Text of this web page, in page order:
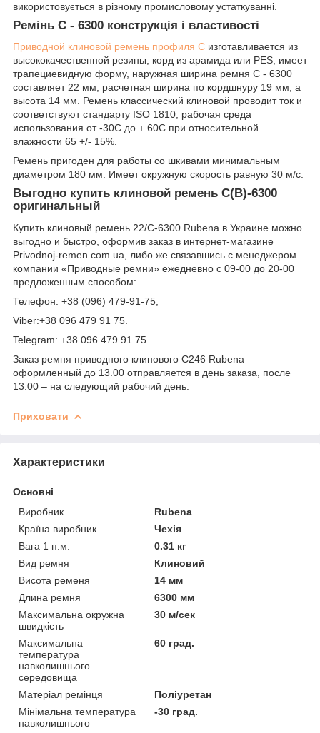
використовується в різному промисловому устаткуванні.
Ремінь C - 6300 конструкція і властивості
Приводной клиновой ремень профиля C изготавливается из
высококачественной резины, корд из арамида или PES, имеет
трапециевидную форму, наружная ширина ремня C - 6300
составляет 22 мм, расчетная ширина по кордшнуру 19 мм, а
высота 14 мм. Ремень классический клиновой проводит ток и
соответствуют стандарту ISO 1810, рабочая среда
использования от -30С до + 60С при относительной
влажности 65 +/- 15%.
Ремень пригоден для работы со шкивами минимальным
диаметром 180 мм. Имеет окружную скорость равную 30 м/с.
Выгодно купить клиновой ремень C(B)-6300
оригинальный
Купить клиновый ремень 22/C-6300 Rubena в Украине можно
выгодно и быстро, оформив заказ в интернет-магазине
Рrivodnoj-remen.com.ua, либо же связавшись с менеджером
компании «Приводные ремни» ежедневно с 09-00 до 20-00
предложенным способом:
Телефон: +38 (096) 479-91-75;
Viber:+38 096 479 91 75.
Telegram: +38 096 479 91 75.
Заказ ремня приводного клинового C246 Rubena
оформленный до 13.00 отправляется в день заказа, после
13.00 – на следующий рабочий день.
Приховати
Характеристики
Основні
Виробник
Rubena
Країна виробник
Чехія
Вага 1 п.м.
0.31 кг
Вид ремня
Клиновий
Висота ременя
14 мм
Длина ремня
6300 мм
Максимальна окружна
швидкість
30 м/сек
Максимальна
температура
навколишнього
середовища
60 град.
Матеріал ремінця
Поліуретан
Мінімальна температура
навколишнього
-30 град.